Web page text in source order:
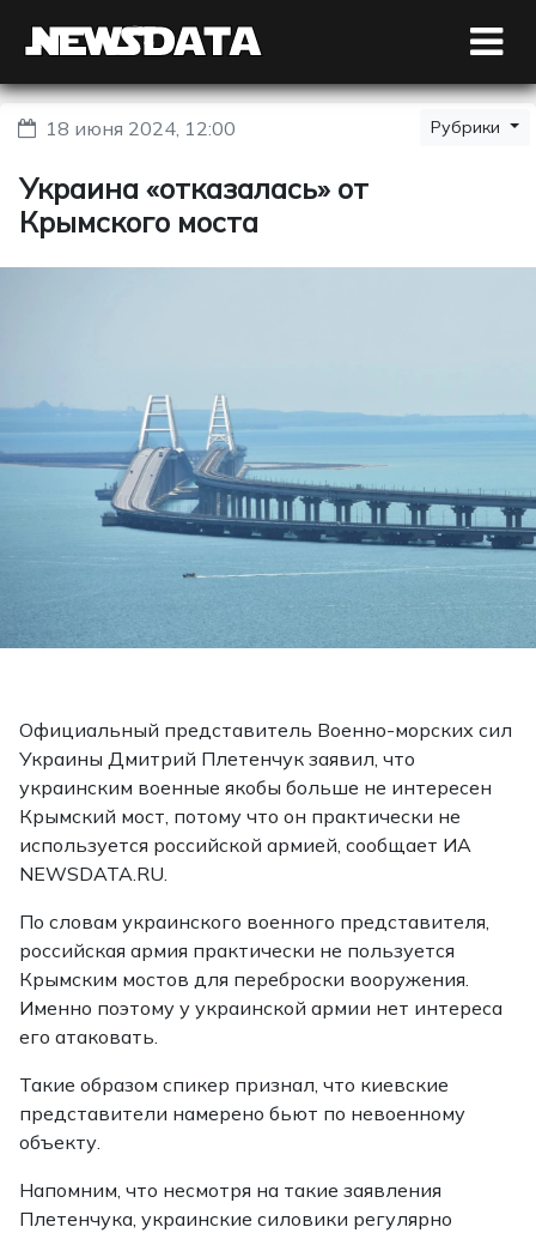
18 июня 2024, 12:00 Рубрики
Украина «отказалась» от
Крымского моста
Официальный представитель Военно-морских сил
Украины Дмитрий Плетенчук заявил, что
украинским военные якобы больше не интересен
Крымский мост, потому что он практически не
используется российской армией, сообщает ИА
NEWSDATA.RU.
По словам украинского военного представителя,
российская армия практически не пользуется
Крымским мостов для переброски вооружения.
Именно поэтому у украинской армии нет интереса
его атаковать.
Такие образом спикер признал, что киевские
представители намерено бьют по невоенному
объекту.
Напомним, что несмотря на такие заявления
Плетенчука, украинские силовики регулярно